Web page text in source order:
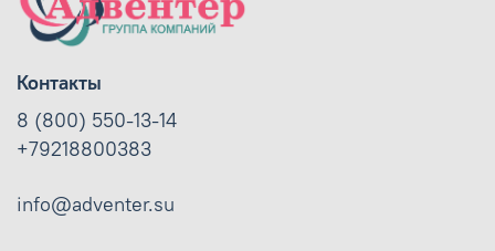
Контакты
8 (800) 550-13-14
+79218800383
info@adventer.su